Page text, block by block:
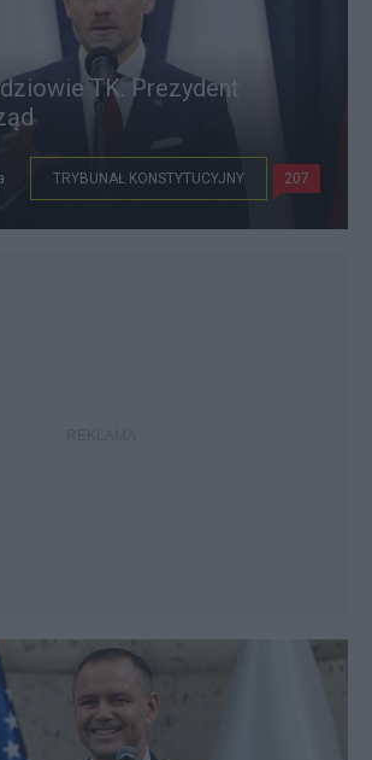
TK. Prezydent
TRYBUNAŁ KONSTYTUCYJNY 207